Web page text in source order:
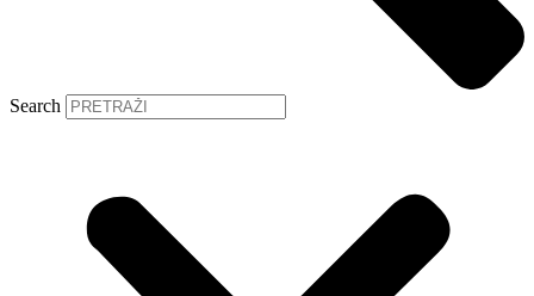
Search